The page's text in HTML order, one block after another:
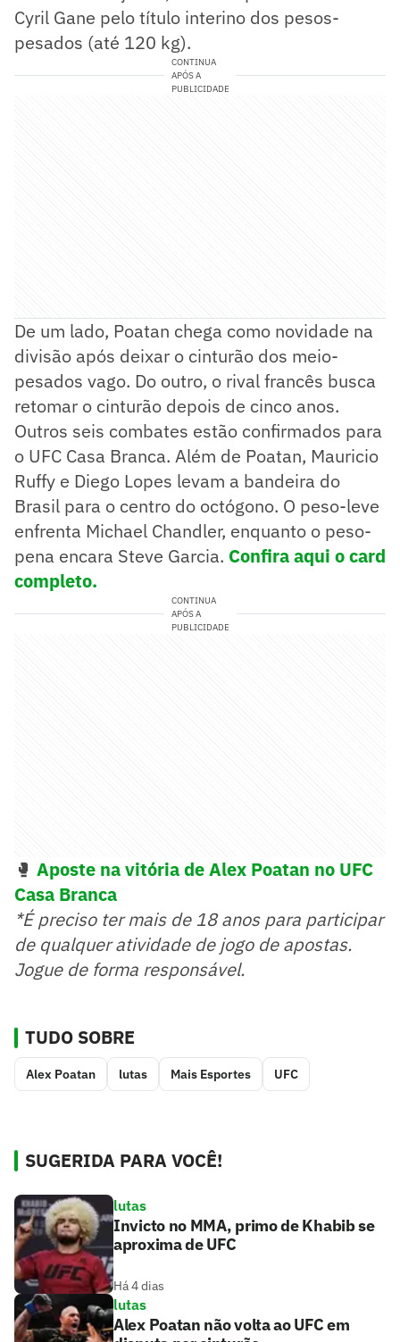
Cyril Gane pelo título interino dos pesos-
pesados (até 120 kg).
CONTINUA
APÓS A
PUBLICIDADE
De um lado, Poatan chega como novidade na
divisão após deixar o cinturão dos meio-
pesados vago. Do outro, o rival francês busca
retomar o cinturão depois de cinco anos.
Outros seis combates estão confirmados para
o UFC Casa Branca. Além de Poatan, Mauricio
Ruffy e Diego Lopes levam a bandeira do
Brasil para o centro do octógono. O peso-leve
enfrenta Michael Chandler, enquanto o peso-
pena encara Steve Garcia. Confira aqui o card
completo.
CONTINUA
APÓS A
PUBLICIDADE
🥊 Aposte na vitória de Alex Poatan no UFC
Casa Branca
*É preciso ter mais de 18 anos para participar
de qualquer atividade de jogo de apostas.
Jogue de forma responsável.
TUDO SOBRE
Alex Poatan lutas Mais Esportes UFC
SUGERIDA PARA VOCÊ!
lutas
Invicto no MMA, primo de Khabib se
aproxima de UFC
Há 4 dias
lutas
Alex Poatan não volta ao UFC em